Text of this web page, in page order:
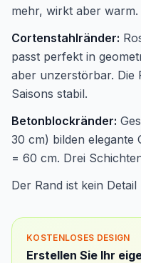
mehr, wirkt aber warm.
Cortenstahlränder:
passt perfekt in
aber unzerstörbar. Die
Saisons stabil.
Betonblockränder:
30 cm) bilden elegante
= 60 cm. Drei
Der Rand ist kein
KOSTENLOSES DESIGN
Erstellen Sie Ihr